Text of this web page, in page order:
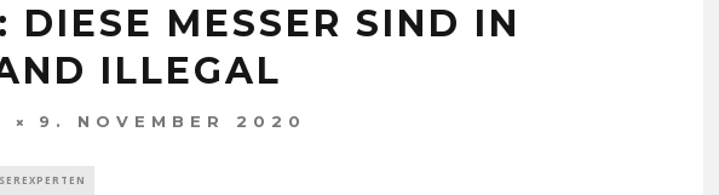
DIESE MESSER SIND IN
ILLEGAL
9. NOVEMBER 2020